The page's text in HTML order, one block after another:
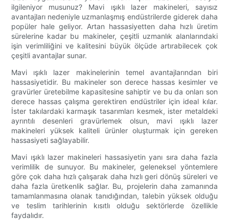
ilgileniyor musunuz? Mavi ışıklı lazer makineleri, sayısız
avantajları nedeniyle uzmanlaşmış endüstrilerde giderek daha
popüler hale geliyor. Artan hassasiyetten daha hızlı üretim
sürelerine kadar bu makineler, çeşitli uzmanlık alanlarındaki
işin verimliliğini ve kalitesini büyük ölçüde artırabilecek çok
çeşitli avantajlar sunar.
Mavi ışıklı lazer makinelerinin temel avantajlarından biri
hassasiyetidir. Bu makineler son derece hassas kesimler ve
gravürler üretebilme kapasitesine sahiptir ve bu da onları son
derece hassas çalışma gerektiren endüstriler için ideal kılar.
İster takılardaki karmaşık tasarımları kesmek, ister metaldeki
ayrıntılı desenleri gravürlemek olsun, mavi ışıklı lazer
makineleri yüksek kaliteli ürünler oluşturmak için gereken
hassasiyeti sağlayabilir.
Mavi ışıklı lazer makineleri hassasiyetin yanı sıra daha fazla
verimlilik de sunuyor. Bu makineler, geleneksel yöntemlere
göre çok daha hızlı çalışarak daha hızlı geri dönüş süreleri ve
daha fazla üretkenlik sağlar. Bu, projelerin daha zamanında
tamamlanmasına olanak tanıdığından, talebin yüksek olduğu
ve teslim tarihlerinin kısıtlı olduğu sektörlerde özellikle
faydalıdır.